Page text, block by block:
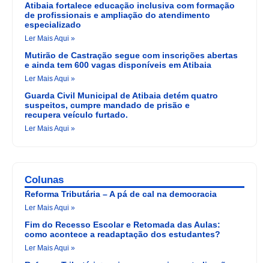
Atibaia fortalece educação inclusiva com formação
de profissionais e ampliação do atendimento
especializado
Ler Mais Aqui »
Mutirão de Castração segue com inscrições abertas
e ainda tem 600 vagas disponíveis em Atibaia
Ler Mais Aqui »
Guarda Civil Municipal de Atibaia detém quatro
suspeitos, cumpre mandado de prisão e
recupera veículo furtado.
Ler Mais Aqui »
Colunas
Reforma Tributária – A pá de cal na democracia
Ler Mais Aqui »
Fim do Recesso Escolar e Retomada das Aulas:
como acontece a readaptação dos estudantes?
Ler Mais Aqui »